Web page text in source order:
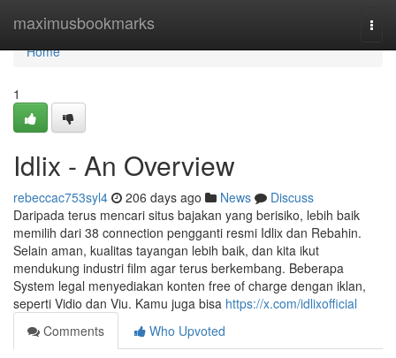
maximusbookmarks
Home
Home
1
Idlix - An Overview
rebeccac753syl4 206 days ago News
Discuss
Daripada terus mencari situs bajakan yang berisiko, lebih baik
memilih dari 38 connection pengganti resmi Idlix dan Rebahin.
Selain aman, kualitas tayangan lebih baik, dan kita ikut
mendukung industri film agar terus berkembang. Beberapa
System legal menyediakan konten free of charge dengan iklan,
seperti Vidio dan Viu. Kamu juga bisa https://x.com/idlixofficial
Comments
Who Upvoted